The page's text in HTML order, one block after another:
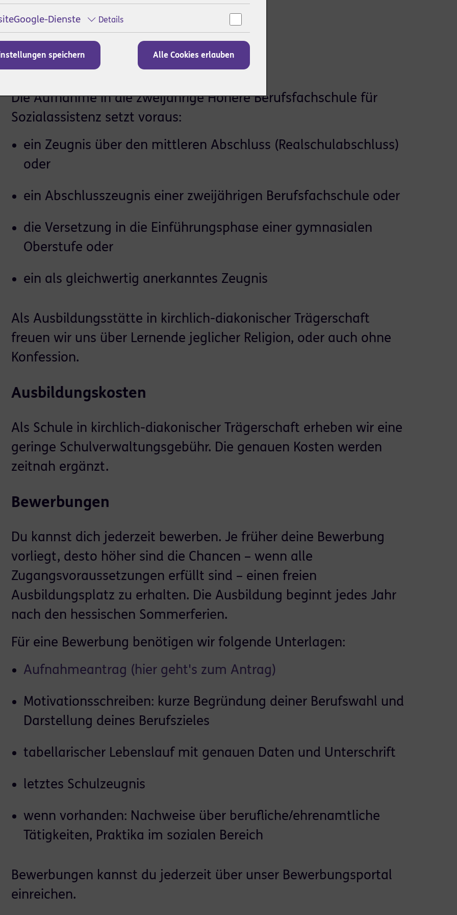
Aufnahme
Die Aufnahme in die zweijährige Höhere Berufsfachschule für
Sozialassistenz setzt voraus:
ein Zeugnis über den mittleren Abschluss (Realschulabschluss)
oder
ein Abschlusszeugnis einer zweijährigen Berufsfachschule oder
die Versetzung in die Einführungsphase einer gymnasialen
Oberstufe oder
ein als gleichwertig anerkanntes Zeugnis
Als Ausbildungsstätte in kirchlich-diakonischer Trägerschaft
freuen wir uns über Lernende jeglicher Religion, oder auch ohne
Konfession.
Ausbildungskosten
Als Schule in kirchlich-diakonischer Trägerschaft erheben wir eine
geringe Schulverwaltungsgebühr. Die genauen Kosten werden
zeitnah ergänzt.
Bewerbungen
Du kannst dich jederzeit bewerben. Je früher deine Bewerbung
vorliegt, desto höher sind die Chancen – wenn alle
Zugangsvoraussetzungen erfüllt sind – einen freien
Ausbildungsplatz zu erhalten. Die Ausbildung beginnt jedes Jahr
nach den hessischen Sommerferien.
Für eine Bewerbung benötigen wir folgende Unterlagen:
Aufnahmeantrag (hier geht's zum Antrag)
Motivationsschreiben: kurze Begründung deiner Berufswahl und
Darstellung deines Berufszieles
tabellarischer Lebenslauf mit genauen Daten und Unterschrift
letztes Schulzeugnis
wenn vorhanden: Nachweise über berufliche/ehrenamtliche
Tätigkeiten, Praktika im sozialen Bereich
Bewerbungen kannst du jederzeit über unser Bewerbungsportal
einreichen.
Dienste Details
speichern Alle Cookies erlauben